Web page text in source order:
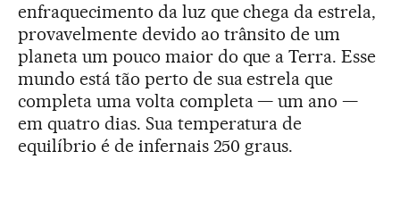
enfraquecimento da luz que chega da estrela,
provavelmente devido ao trânsito de um
planeta um pouco maior do que a Terra. Esse
mundo está tão perto de sua estrela que
completa uma volta completa — um ano —
em quatro dias. Sua temperatura de
equilíbrio é de infernais 250 graus.